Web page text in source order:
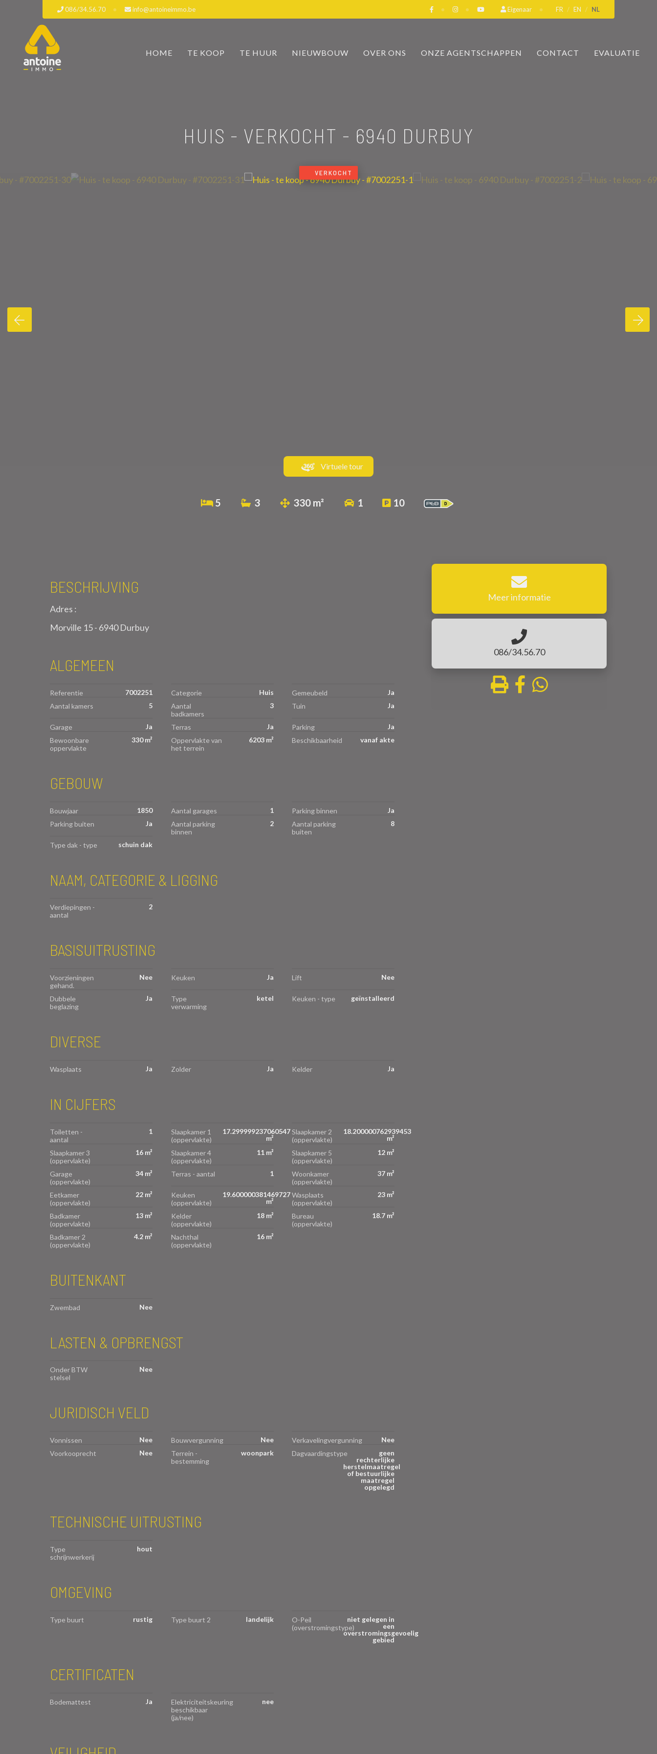
086/34.56.70 info@antoineimmo.be Eigenaar FR EN NL
HOME TE KOOP TE HUUR NIEUWBOUW OVER ONS ONZE AGENTSCHAPPEN CONTACT EVALUATIE
HUIS - VERKOCHT - 6940 DURBUY
VERKOCHT
Virtuele tour
5 3 330 m² 1 10
BESCHRIJVING
Adres :
Morville 15 - 6940 Durbuy
ALGEMEEN
Referentie 7002251 Categorie Huis Gemeubeld
Ja
Aantal kamers
5
Aantal
badkamers
3 Tuin Ja
Garage Ja Terras Ja Parking
Ja
Bewoonbare
oppervlakte
330 m²
Oppervlakte van
het terrein
6203 m² Beschikbaarheid vanaf akte
GEBOUW
Bouwjaar 1850 Aantal garages 1 Parking binnen
Ja
Parking buiten
Ja
Aantal parking
binnen
2
Aantal parking
buiten
8
Type dak - type schuin dak
NAAM, CATEGORIE & LIGGING
Verdiepingen -
aantal
2
BASISUITRUSTING
Voorzieningen
gehand.
Nee Keuken Ja Lift Nee
Dubbele
beglazing
Ja
Type
verwarming
ketel Keuken - type geïnstalleerd
DIVERSE
Wasplaats Ja Zolder Ja Kelder Ja
IN CIJFERS
Toiletten -
aantal
1
Slaapkamer 1
(oppervlakte)
17.299999237060547
m²
Slaapkamer 2
(oppervlakte)
18.200000762939453
m²
Slaapkamer 3
(oppervlakte)
16 m²
Slaapkamer 4
(oppervlakte)
11 m²
Slaapkamer 5
(oppervlakte)
12 m²
Garage
(oppervlakte)
34 m² Terras - aantal 1
Woonkamer
(oppervlakte)
37 m²
Eetkamer
(oppervlakte)
22 m²
Keuken
(oppervlakte)
19.600000381469727
m²
Wasplaats
(oppervlakte)
23 m²
Badkamer
(oppervlakte)
13 m²
Kelder
(oppervlakte)
18 m²
Bureau
(oppervlakte)
18.7 m²
Badkamer 2
(oppervlakte)
4.2 m²
Nachthal
(oppervlakte)
16 m²
BUITENKANT
Zwembad Nee
LASTEN & OPBRENGST
Onder BTW
stelsel
Nee
JURIDISCH VELD
Vonnissen Nee Bouwvergunning Nee Verkavelingvergunning
Nee
Voorkooprecht
Nee
Terrein -
bestemming
woonpark Dagvaardingstype
geen
rechterlijke
herstelmaatregel
of bestuurlijke
maatregel
opgelegd
TECHNISCHE UITRUSTING
Type
schrijnwerkerij
hout
OMGEVING
Type buurt rustig Type buurt 2 landelijk
O-Peil
(overstromingstype)
niet gelegen in
een
overstromingsgevoelig
gebied
CERTIFICATEN
Bodemattest Ja
Elektriciteitskeuring
beschikbaar
(ja/nee)
nee
Meer informatie
086/34.56.70